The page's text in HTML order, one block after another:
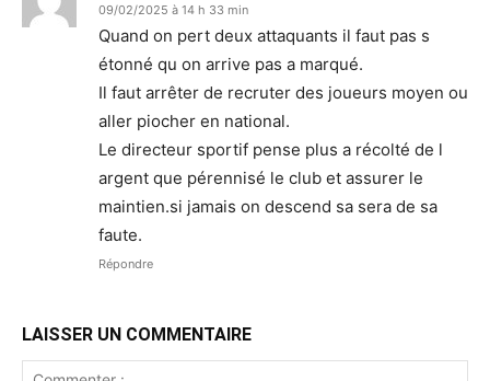
09/02/2025 à 14 h 33 min
Quand on pert deux attaquants il faut pas s
étonné qu on arrive pas a marqué.
Il faut arrêter de recruter des joueurs moyen ou
aller piocher en national.
Le directeur sportif pense plus a récolté de l
argent que pérennisé le club et assurer le
maintien.si jamais on descend sa sera de sa
faute.
Répondre
LAISSER UN COMMENTAIRE